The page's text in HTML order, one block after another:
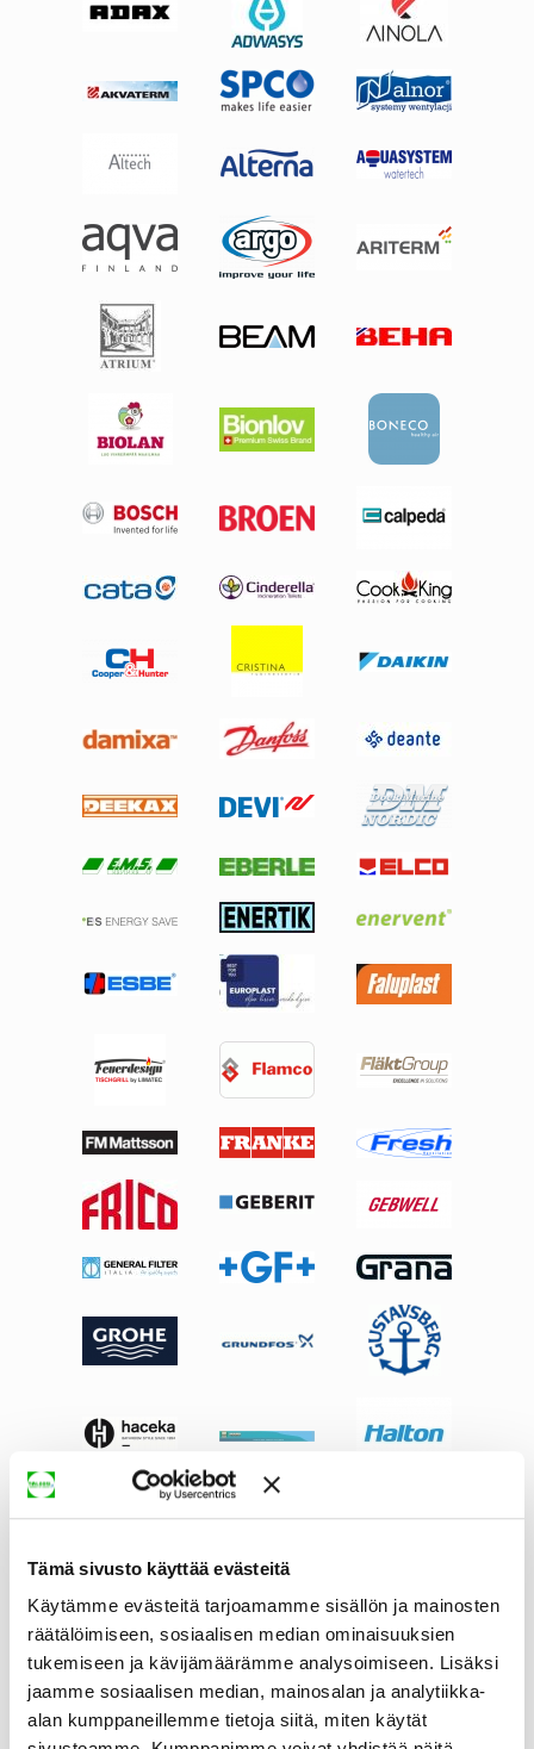
Tämä sivusto käyttää evästeitä
Käytämme evästeitä tarjoamamme sisällön ja mainosten
räätälöimiseen, sosiaalisen median ominaisuuksien
tukemiseen ja kävijämäärämme analysoimiseen. Lisäksi
jaamme sosiaalisen median, mainosalan ja analytiikka-
alan kumppaneillemme tietoja siitä, miten käytät